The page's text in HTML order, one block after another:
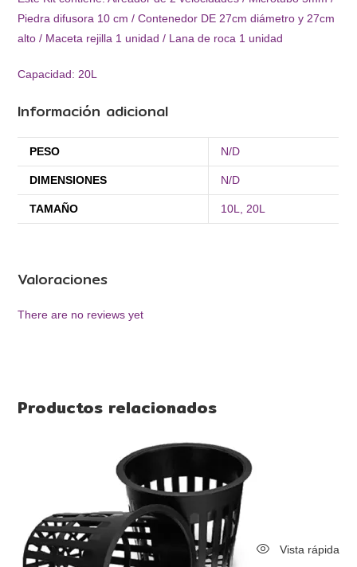
Piedra difusora 10 cm / Contenedor DE 27cm diámetro y 27cm
alto / Maceta rejilla 1 unidad / Lana de roca 1 unidad
Capacidad: 20L
Información adicional
PESO N/D
DIMENSIONES N/D
TAMAÑO 10L, 20L
Valoraciones
There are no reviews yet
Productos relacionados
Vista rápida